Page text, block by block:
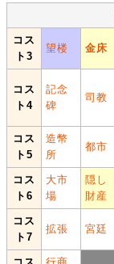
コス
ト3
望楼 金床
コス
ト4
記念
碑
司教
コス
ト5
造幣
所
都市
コス
ト6
大市
場
隠し
財産
コス
ト7
拡張 宮廷